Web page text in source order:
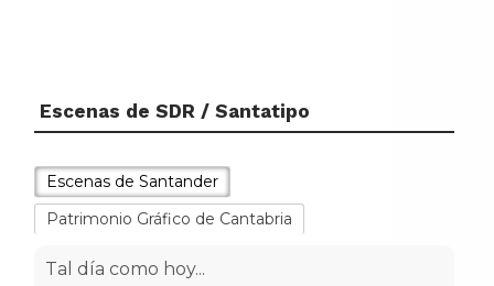
Escenas de SDR / Santatipo
Escenas de Santander
Patrimonio Gráfico de Cantabria
Tal día como hoy...